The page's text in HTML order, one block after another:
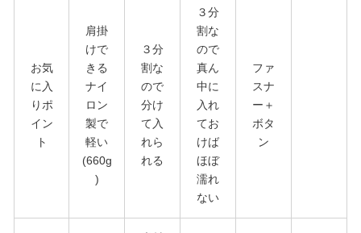
お気
に入
りポ
イン
ト
肩掛
けで
きる
ナイ
ロン
製で
軽い
(660g
)
３分
割な
ので
分け
て入
れら
れる
３分
割な
ので
真ん
中に
入れ
てお
けば
ほぼ
濡れ
ない
ファ
スナ
ー＋
ボタ
ン